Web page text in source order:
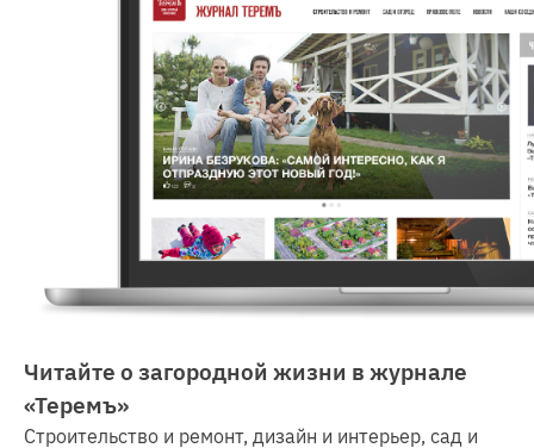
Читайте о загородной жизни в журнале
«Теремъ»
Строительство и ремонт, дизайн и интерьер, сад и